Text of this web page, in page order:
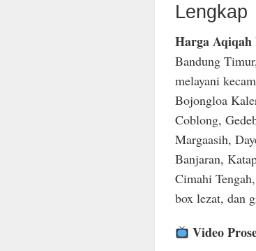
Lengkap
Harga Aqiqah
Bandung
melayani
Bojongloa
Coblong,
Margaasih,
Banjaran,
Cimahi
box lezat, dan
Video